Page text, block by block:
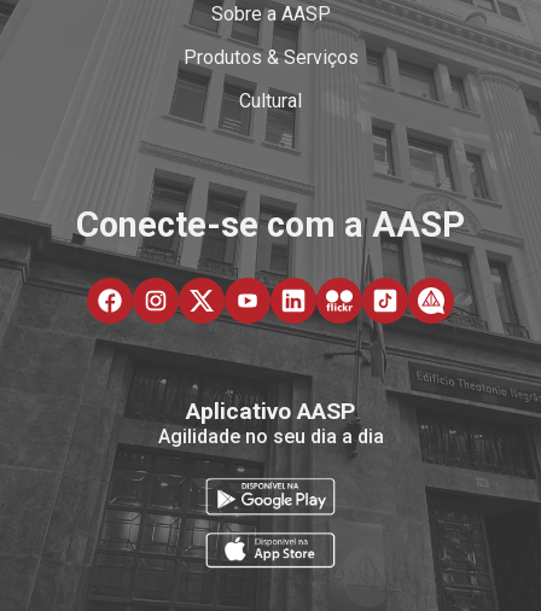
Sobre a AASP
Produtos & Serviços
Cultural
Conecte-se com a AASP
Aplicativo AASP
Agilidade no seu dia a dia